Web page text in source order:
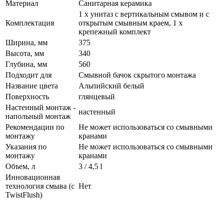
Материал Санитарная керамика
Комплектация
1 x унитаз с вертикальным смывом и с
открытым смывным краем, 1 x
крепежный комплект
Ширина, мм
375
Высота, мм
340
Глубина, мм
560
Подходит для
Смывной бачок скрытого монтажа
Название цвета
Альпийский белый
Поверхность
глянцевый
Настенный монтаж -
напольный монтаж
настенный
Рекомендации по
монтажу
Не может использоваться со смывными
кранами
Указания по
монтажу
Не может использоваться со смывными
кранами
Объем, л
3 / 4,5 l
Инновационная
технология смыва (с
TwistFlush)
Нет